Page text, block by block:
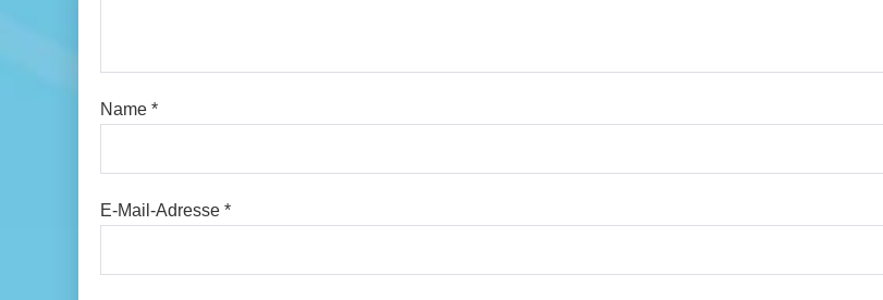
Name *
E-Mail-Adresse *